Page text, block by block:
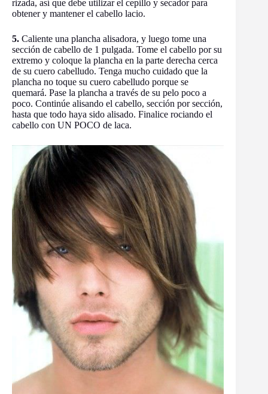
rizada, así que debe utilizar el cepillo y secador para
obtener y mantener el cabello lacio.
5. Caliente una plancha alisadora, y luego tome una
sección de cabello de 1 pulgada. Tome el cabello por su
extremo y coloque la plancha en la parte derecha cerca
de su cuero cabelludo. Tenga mucho cuidado que la
plancha no toque su cuero cabelludo porque se
quemará. Pase la plancha a través de su pelo poco a
poco. Continúe alisando el cabello, sección por sección,
hasta que todo haya sido alisado. Finalice rociando el
cabello con UN POCO de laca.